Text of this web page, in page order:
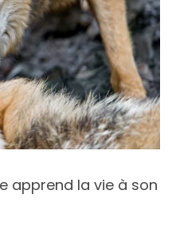
apprend la vie à son